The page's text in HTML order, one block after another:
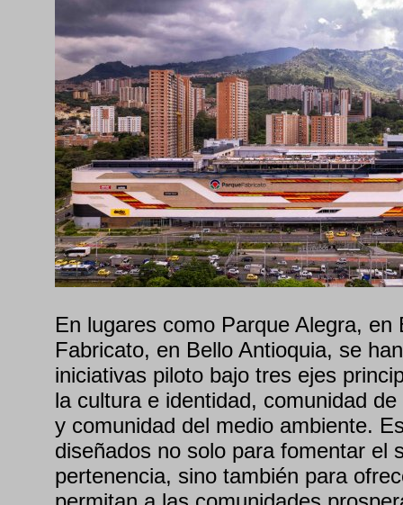
En lugares como Parque Alegra, en
Fabricato, en Bello Antioquia, se
iniciativas piloto bajo tres ejes
la cultura e identidad, comunidad
y comunidad del medio ambiente.
diseñados no solo para fomentar el
pertenencia, sino también para